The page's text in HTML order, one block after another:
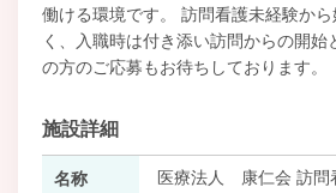
働ける環境です。 訪問看護未経験か
く、入職時は付き添い訪問からの開始
の方のご応募もお待ちしております。
施設詳細
名称
医療法人 康仁会 訪問